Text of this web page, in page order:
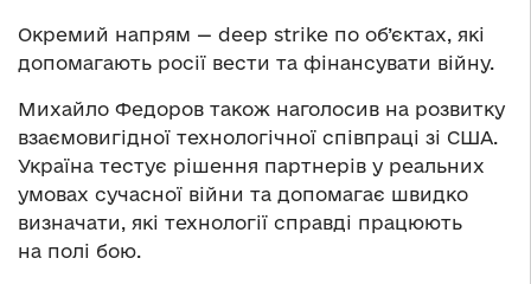
Окремий напрям — deep strike по об’єктах, які
допомагають росії вести та фінансувати війну.
Михайло Федоров також наголосив на розвитку
взаємовигідної технологічної співпраці зі США.
Україна тестує рішення партнерів у реальних
умовах сучасної війни та допомагає швидко
визначати, які технології справді працюють
на полі бою.